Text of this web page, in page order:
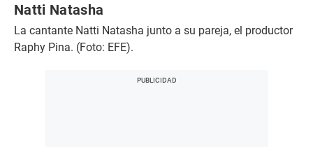
Natti Natasha
La cantante Natti Natasha junto a su pareja, el productor
Raphy Pina. (Foto: EFE).